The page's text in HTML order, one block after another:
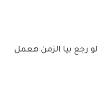
رجع بيا الزمن هعمل